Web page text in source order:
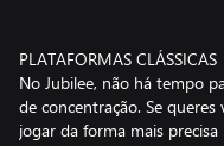
PLATAFORMAS CLÁSSICAS
No Jubilee, não há tempo
de concentração. Se
jogar da forma mais precisa